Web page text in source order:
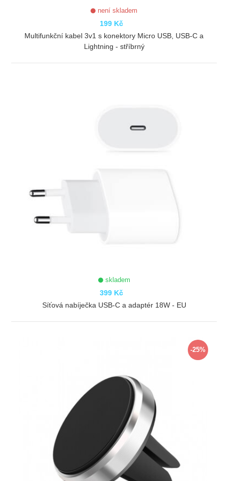
není skladem
199 Kč
Multifunkční kabel 3v1 s konektory Micro USB, USB-C a
Lightning - stříbrný
skladem
399 Kč
Síťová nabíječka USB-C a adaptér 18W - EU
-25%